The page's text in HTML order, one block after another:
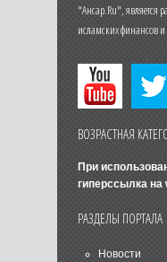
"Ансар.Ru", является
исламских финансов
ВОЗРАСТНАЯ
При
гиперссылка на
РАЗДЕЛЫ ПОРТАЛА
Новости